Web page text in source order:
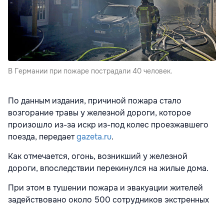
В Германии при пожаре пострадали 40 человек.
По данным издания, причиной пожара стало
возгорание травы у железной дороги, которое
произошло из-за искр из-под колес проезжавшего
поезда, передаетgazeta.ru.
Как отмечается, огонь, возникший у железной
дороги, впоследствии перекинулся на жилые дома.
При этом в тушении пожара и эвакуации жителей
задействовано около 500 сотрудников экстренных